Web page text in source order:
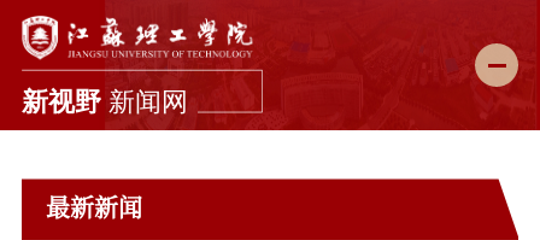
学校要闻
最新新闻